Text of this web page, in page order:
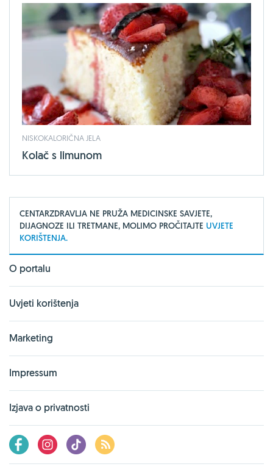
NISKOKALORIČNA JELA
Kolač s limunom
CENTARZDRAVLJA NE PRUŽA MEDICINSKE SAVJETE,
DIJAGNOZE ILI TRETMANE, MOLIMO PROČITAJTE UVJETE
KORIŠTENJA.
O portalu
Uvjeti korištenja
Marketing
Impressum
Izjava o privatnosti